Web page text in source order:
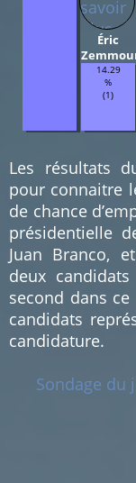
Éric
14.29
%
(1)
Les résultats
pour connaitre
de chance
présidentielle
Juan Branco,
deux
second dans
candidats
candidature.
Sondage du